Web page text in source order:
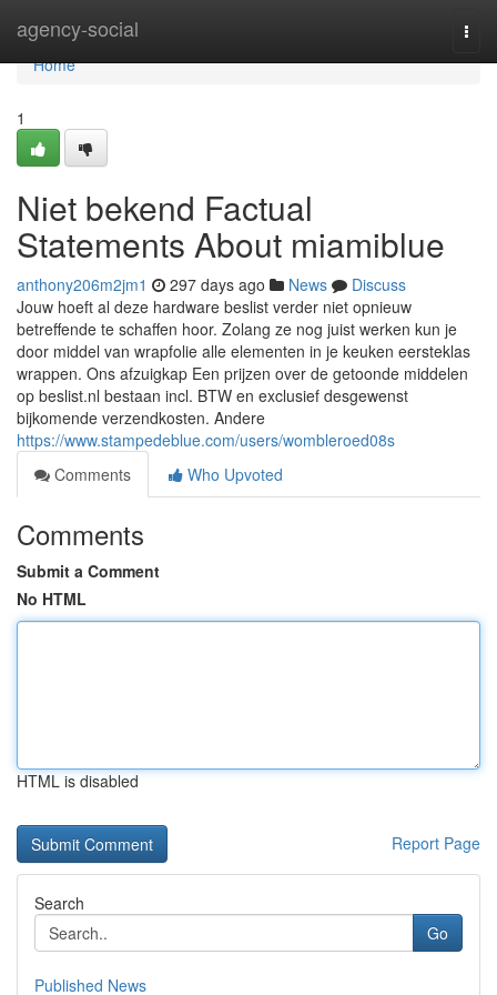
agency-social
Home
Home
1
Niet bekend Factual
Statements About miamiblue
anthony206m2jm1 297 days ago News
Discuss
Jouw hoeft al deze hardware beslist verder niet opnieuw
betreffende te schaffen hoor. Zolang ze nog juist werken kun je
door middel van wrapfolie alle elementen in je keuken eersteklas
wrappen. Ons afzuigkap Een prijzen over de getoonde middelen
op beslist.nl bestaan incl. BTW en exclusief desgewenst
bijkomende verzendkosten. Andere
https://www.stampedeblue.com/users/wombleroed08s
Comments
Who Upvoted
Comments
Submit a Comment
No HTML
HTML is disabled
Report Page
Search
Go
Published News